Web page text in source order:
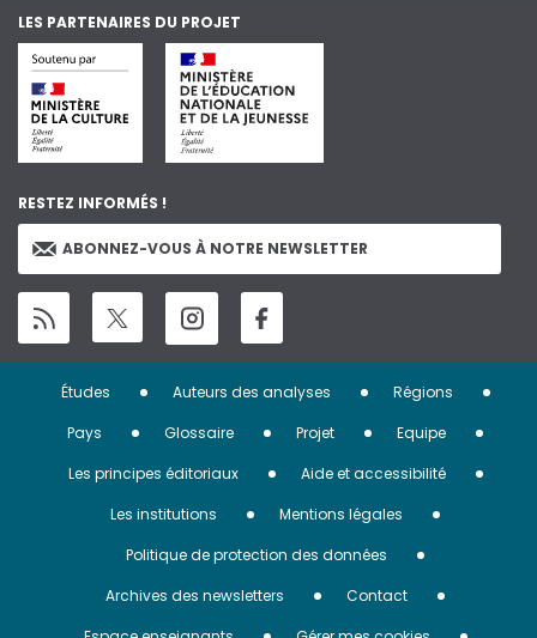
LES PARTENAIRES DU PROJET
RESTEZ INFORMÉS !
ABONNEZ-VOUS À NOTRE NEWSLETTER
Menu
Pied
page
Études Auteurs des analyses
Régions
Pays
Glossaire Projet
Equipe
Les principes éditoriaux
Aide et accessibilité
Les institutions
Mentions légales
Politique de protection des données
Archives des newsletters
Contact